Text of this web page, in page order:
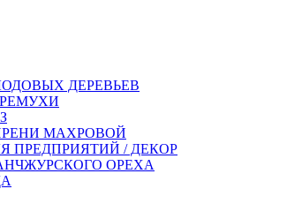
ДЕРЕВЬЕВ
МАХРОВОЙ
ПРЕДПРИЯТИЙ / ДЕКОР
ОРЕХА